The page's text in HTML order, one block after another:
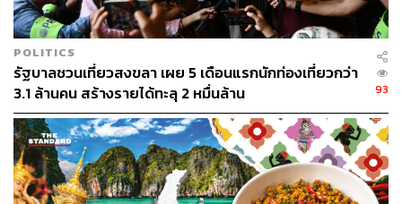
2016 เดินทางคนเดียว ขณะเดียวกันร้อยละ 87 ของผู้เข้าร่วม
Country Walkers คือผู้หญิงโสด (คิดเป็น 3.3 คนต่อนักท่อง
เที่ยวชาย 1 คน)
นอกจากนี้ ยังมีการเปิดเผยอีกว่ามีผู้หญิงถึงร้อยละ 72 ที่เผย
ผ่านเว็บไซต์จองที่พักชื่อดังอย่าง Booking.com ว่าเคยท่อง
เที่ยวคนเดียวมาแล้ว และจากการศึกษาในปี 2017 พบว่า ร้อย
ละ 26 ของนักท่องเที่ยวหญิงที่เคยเดินทางคนเดียวมาแล้วนั้น
อยู่ในกลุ่มมิลเลนเนียล
POLITICS
รัฐบาลชวนเที่ยวสงขลา เผย 5 เดือนแรกนักท่องเที่ยวกว่า
3.1 ล้านคน สร้างรายได้ทะลุ 2 หมื่นล้าน
93